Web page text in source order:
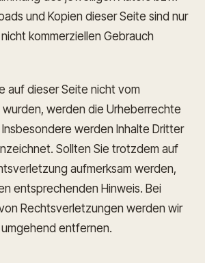
und Kopien dieser Seite sind nur
kommerziellen Gebrauch
auf dieser Seite nicht vom
werden die Urheberrechte
werden Inhalte Dritter
Sollten Sie trotzdem auf
aufmerksam werden,
entsprechenden Hinweis. Bei
Rechtsverletzungen werden wir
entfernen.